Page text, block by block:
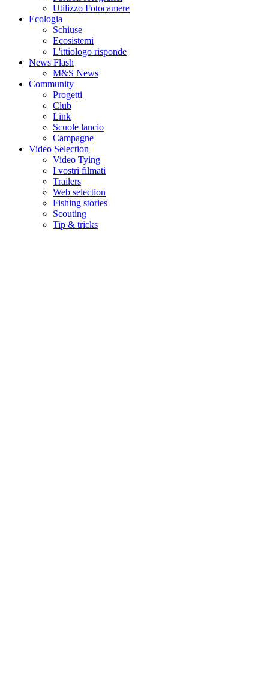
Utilizzo Fotocamere
Ecologia
Schiuse
Ecosistemi
L'ittiologo risponde
News Flash
M&S News
Community
Progetti
Club
Link
Scuole lancio
Campagne
Video Selection
Video Tying
I vostri filmati
Trailers
Web selection
Fishing stories
Scouting
Tip & tricks